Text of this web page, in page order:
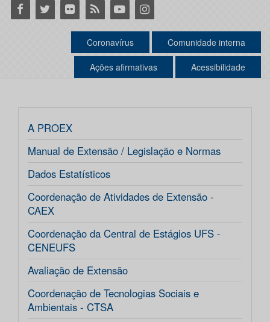
Facebook
Twitter Flickr RSS YoutubeInstagram
Coronavírus Comunidade interna
Ações afirmativas Acessibilidade
A PROEX
Manual de Extensão / Legislação e Normas
Dados Estatísticos
Coordenação de Atividades de Extensão -
CAEX
Coordenação da Central de Estágios UFS -
CENEUFS
Avaliação de Extensão
Coordenação de Tecnologias Sociais e
Ambientais - CTSA